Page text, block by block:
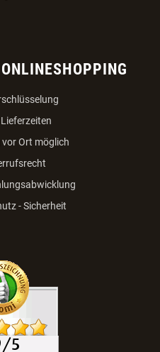
Ort möglich
- Sicherheit